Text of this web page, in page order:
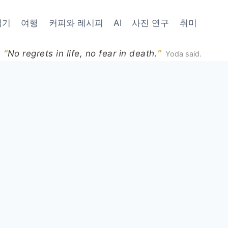
여행 커피와 레시피 AI 사진 연구 취미
“No regrets in life, no fear in death.” Yoda said.